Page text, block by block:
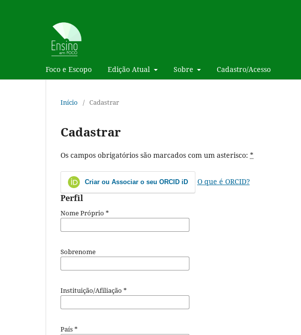
Foco e Escopo Edição Atual Sobre Cadastro/Acesso
Início / Cadastrar
Cadastrar
Os campos obrigatórios são marcados com um asterisco: *
Criar ou Associar o seu ORCID iD O que é ORCID?
Perfil
Nome Próprio *
Sobrenome
Instituição/Afiliação *
País*